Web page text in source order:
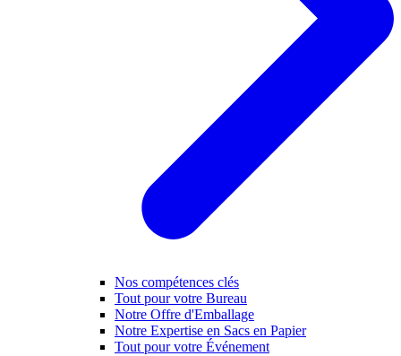
Nos compétences clés
Tout pour votre Bureau
Notre Offre d'Emballage
Notre Expertise en Sacs en Papier
Tout pour votre Événement